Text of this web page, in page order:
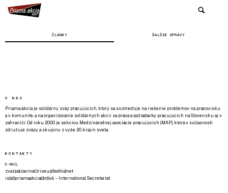
ČLÁNKY ĎALŠIE SPRÁVY
O NÁS
Priama akcia je solidárny zväz pracujúcich, ktorý sa sústreďuje na riešenie problémov na pracovisku
a v komunite, a na organizovanie solidárnych akcií za práva a požiadavky pracujúcich na Slovensku aj v
zahraničí. Od roku 2000 je sekciou Medzinárodnej asociácie pracujúcich (MAP), ktorá v súčasnosti
združuje zväzy a skupiny z vyše 20 krajín sveta.
KONTAKTY
E-MAIL
zvazpa(zavináč)riseup(bodka)net
is(at)priamaakcia(dot)sk - International Secretariat